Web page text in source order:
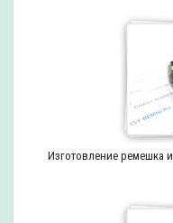
Изготовление ремешка